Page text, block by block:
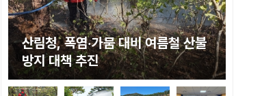
산림청, 폭염·가뭄 대비 여름철 산불
방지 대책 추진